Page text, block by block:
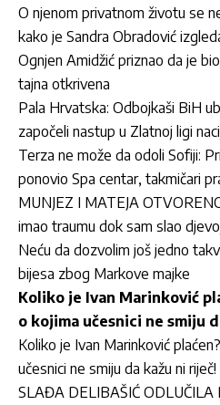
O njenom privatnom životu se
kako je Sandra Obradović
Ognjen Amidžić priznao da je
tajna otkrivena
Pala Hrvatska: Odbojkaši BiH
započeli nastup u Zlatnoj ligi
Terza ne može da odoli Sofiji:
ponovio Spa centar, takmičari
MUNJEZ I MATEJA
imao traumu dok sam slao
Neću da dozvolim još jedno
bijesa zbog Markove majke
Koliko je Ivan Marinković
o kojima učesnici ne smiju
Koliko je Ivan Marinković
učesnici ne smiju da kažu ni riječ!
SLAĐA DELIBAŠIĆ ODLUČILA